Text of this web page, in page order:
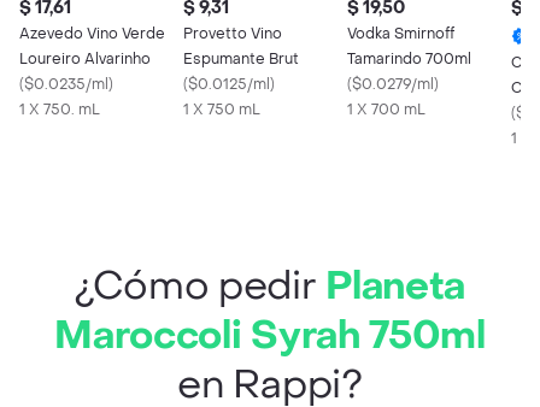
$ 17,61
Azevedo Vino Verde
Loureiro Alvarinho
($0.0235/ml)
1 X 750. mL
$ 9,31
Provetto Vino
Espumante Brut
($0.0125/ml)
1 X 750 mL
$ 19,50
Vodka Smirnoff
Tamarindo 700ml
($0.0279/ml)
1 X 700 mL
$
(
1 X
¿Cómo pedir Planeta
Maroccoli Syrah 750ml
en Rappi?